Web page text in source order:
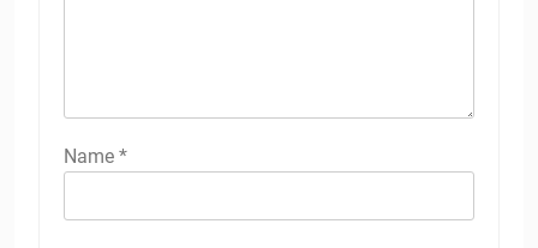
Name *